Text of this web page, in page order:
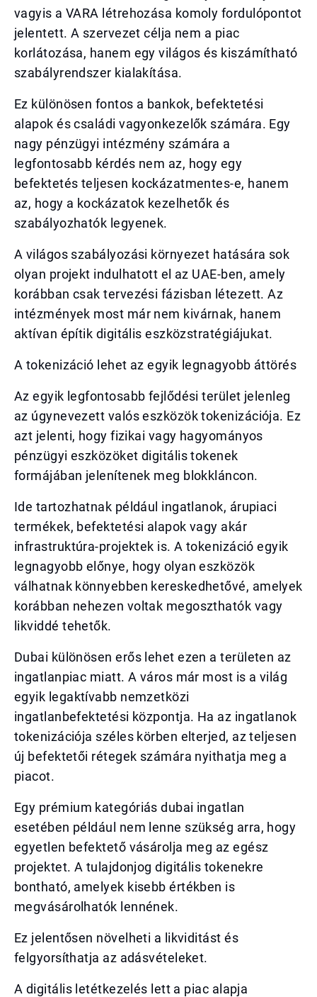
vagyis a VARA létrehozása komoly fordulópontot
jelentett. A szervezet célja nem a piac
korlátozása, hanem egy világos és kiszámítható
szabályrendszer kialakítása.
Ez különösen fontos a bankok, befektetési
alapok és családi vagyonkezelők számára. Egy
nagy pénzügyi intézmény számára a
legfontosabb kérdés nem az, hogy egy
befektetés teljesen kockázatmentes-e, hanem
az, hogy a kockázatok kezelhetők és
szabályozhatók legyenek.
A világos szabályozási környezet hatására sok
olyan projekt indulhatott el az UAE-ben, amely
korábban csak tervezési fázisban létezett. Az
intézmények most már nem kivárnak, hanem
aktívan építik digitális eszközstratégiájukat.
A tokenizáció lehet az egyik legnagyobb áttörés
Az egyik legfontosabb fejlődési terület jelenleg
az úgynevezett valós eszközök tokenizációja. Ez
azt jelenti, hogy fizikai vagy hagyományos
pénzügyi eszközöket digitális tokenek
formájában jelenítenek meg blokkláncon.
Ide tartozhatnak például ingatlanok, árupiaci
termékek, befektetési alapok vagy akár
infrastruktúra-projektek is. A tokenizáció egyik
legnagyobb előnye, hogy olyan eszközök
válhatnak könnyebben kereskedhetővé, amelyek
korábban nehezen voltak megoszthatók vagy
likviddé tehetők.
Dubai különösen erős lehet ezen a területen az
ingatlanpiac miatt. A város már most is a világ
egyik legaktívabb nemzetközi
ingatlanbefektetési központja. Ha az ingatlanok
tokenizációja széles körben elterjed, az teljesen
új befektetői rétegek számára nyithatja meg a
piacot.
Egy prémium kategóriás dubai ingatlan
esetében például nem lenne szükség arra, hogy
egyetlen befektető vásárolja meg az egész
projektet. A tulajdonjog digitális tokenekre
bontható, amelyek kisebb értékben is
megvásárolhatók lennének.
Ez jelentősen növelheti a likviditást és
felgyorsíthatja az adásvételeket.
A digitális letétkezelés lett a piac alapja